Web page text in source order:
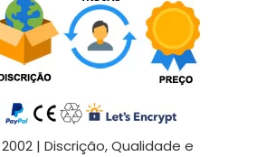
| Discrição, Qualidade e